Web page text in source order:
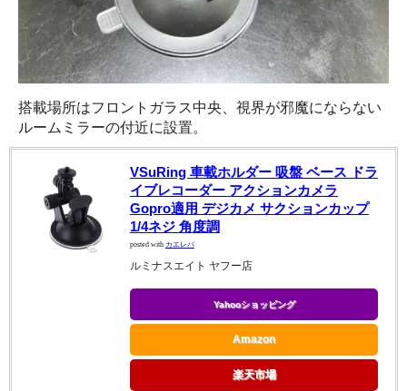
搭載場所はフロントガラス中央、視界が邪魔にならない
ルームミラーの付近に設置。
VSuRing 車載ホルダー 吸盤 ベース ドラ
イブレコーダー アクションカメラ
Gopro適用 デジカメ サクションカップ
1/4ネジ 角度調
posted with カエレバ
ルミナスエイト ヤフー店
Yahooショッピング
Amazon
楽天市場